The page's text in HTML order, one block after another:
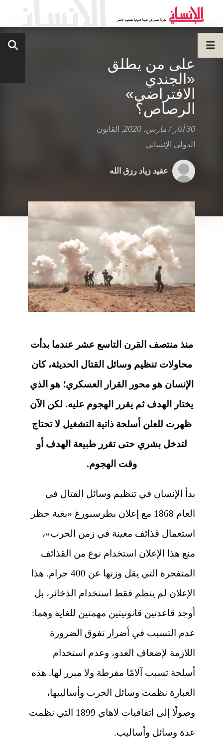
على من يطلق
«الجندي
الافتراضي»
الرصاص؟
30 آذار / مارس، 2020 , القانون
الدولي الإنساني
عقيد زياد رزق الله
منذ منتصف القرن التاسع عشر عندما بدأت
محاولات تنظيم وسائل القتال الحديثة، كان
الإنسان هو محور القرار العسكري؛ هو الذي
يختار الهدف ثم يقرر الهجوم عليه. لكن الآن
ظهرت للعلن أسلحة ذاتية التشغيل لا تحتاج
لتدخل بشري حتى تقرر طبيعة الهدف أو
وقت الهجوم.
بدأ الإنسان في تنظيم وسائل القتال في
العام 1868 مع إعلان بطرسبورغ «بغية حظر
استعمال قذائف معينة في زمن الحرب»،
منع هذا الإعلان استخدام نوع من القذائف
المتفجرة التي يقل وزنها عن 400 جرام. هذا
الإعلان لم ينظم فقط استخدام الذخائر، بل
أوجد قاعدتين قانونيتين مهمتين للغاية وهما:
عدم التسبب في أضرار تفوق الضرورة
اللازمة لإضعاف العدو، وعدم استخدام
أسلحة تسبب آلامًا مفرطة ولا مبرر لها. هذه
العبارة نظمت وسائل الحرب وأساليبها،
وصولًا إلى اتفاقيات لاهاي 1899 التي نظمت
عدة وسائل وأساليب.